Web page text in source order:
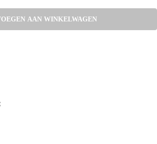
AAN WINKELWAGEN